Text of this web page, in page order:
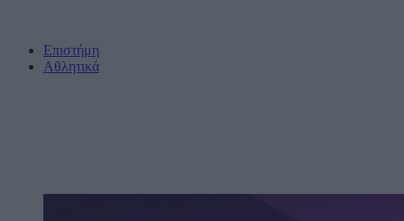
Επιστήμη
Αθλητικά